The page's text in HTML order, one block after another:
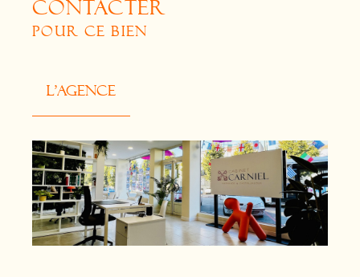
CONTACTER
POUR CE BIEN
L'agence